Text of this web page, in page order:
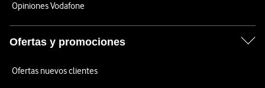
Opiniones Vodafone
Ofertas y promociones
Ofertas nuevos clientes